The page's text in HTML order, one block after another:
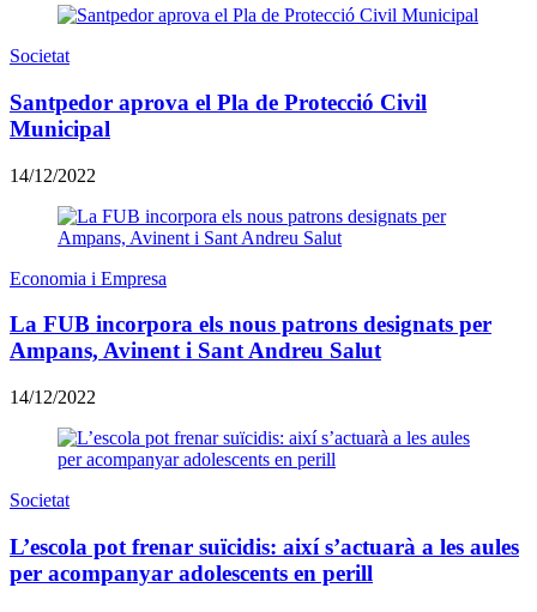
Societat
Santpedor aprova el Pla de Protecció Civil
Municipal
14/12/2022
Economia i Empresa
La FUB incorpora els nous patrons designats per
Ampans, Avinent i Sant Andreu Salut
14/12/2022
Societat
L’escola pot frenar suïcidis: així s’actuarà a les aules
per acompanyar adolescents en perill